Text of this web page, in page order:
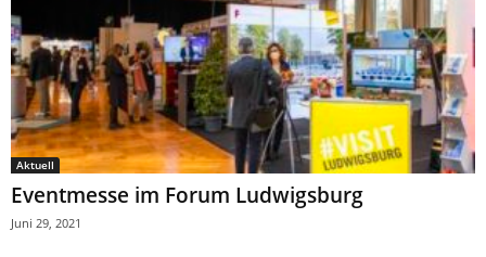
Aktuell
Eventmesse im Forum Ludwigsburg
Juni 29, 2021